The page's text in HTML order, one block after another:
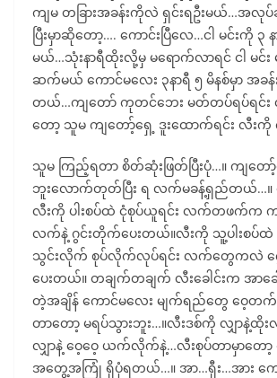
ကျမ တခြားအခန်းကိုလဲ ရှင်းရဦးမယ်…အလုပ်
ပြီးမှာဆိုတော့…. ကောင်းပြီလေ…ငါ မင်းကို ၃
မယ်…သုံးနာရီထိုးလို့မှ မရောက်လာရင် ငါ မင်း မ
ဆက်မယ် ကောင်မလေး ၃နာရီ ၅ မိနစ်မှာ အခ
တယ်…ကျတော် ကုတင်ဘေး မတ်တပ်ရပ်ရင်း လီ
တော့ သူမ ကျတော့်ရှေ့ ဒူးထောက်ရင်း လီး
သူမ ကြည့်ရတာ စိတ်ဆုံးဖြတ်ပြီးပုံ…။ ကျတေ
ဘူးလောက်တုတ်ပြီး ရ လက်မခန့်ရှည်တယ်…။
လီးကို ပါးစပ်ထဲ ငုံစုပ်ယူရင်း လက်တဖက်က
လက်နဲ့ ဂွင်းတိုက်ပေးတယ်။လီးကို သူ့ပါးစပ်
သွင်းလိုက် စုပ်လိုက်လုပ်ရင်း လက်တွေကလဲ ဂွ
ပေးတယ်။ တချက်တချက် လီးခေါင်းက အာခ
တဲ့အချိန် ကောင်မလေး မျက်ရည်တွေ ဝေ့တ
တာတော့ မရပ်သွားဘူး…။လီးဒစ်ကို လျှာနဲ့ထိုး
လျှာနဲ့ ဝေ့ဝေ့ ယက်လိုက်နဲ့…လီးစုပ်တာမှာတော့
အတွေ့အကြုံ ရှိပုံရတယ်…။ အာ…ရှီး…အား က